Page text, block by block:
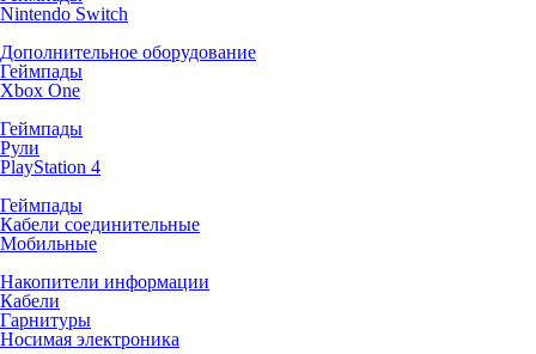
Nintendo Switch
Дополнительное оборудование
Геймпады
Xbox One
Геймпады
Рули
PlayStation 4
Геймпады
Кабели соединительные
Мобильные
Накопители информации
Кабели
Гарнитуры
Носимая электроника